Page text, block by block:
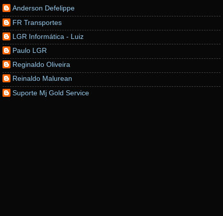
Anderson Defelippe
FR Transportes
LGR Informática - Luiz
Paulo LGR
Reginaldo Oliveira
Reinaldo Malurean
Suporte Mj Gold Service